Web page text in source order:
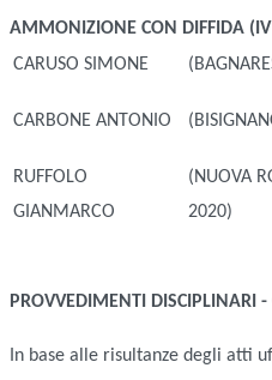
AMMONIZIONE CON DIFFIDA (IV
CARUSO SIMONE
CARBONE ANTONIO
RUFFOLO
GIANMARCO
(NUOVA
2020)
PROVVEDIMENTI DISCIPLINARI
In base alle risultanze degli atti